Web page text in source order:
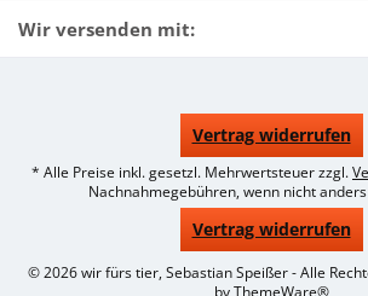
Wir versenden mit:
Vertrag widerrufen
* Alle Preise inkl. gesetzl. Mehrwertsteuer zzgl.
Nachnahmegebühren, wenn nicht
Vertrag widerrufen
© 2026 wir fürs tier, Sebastian Speißer - Alle